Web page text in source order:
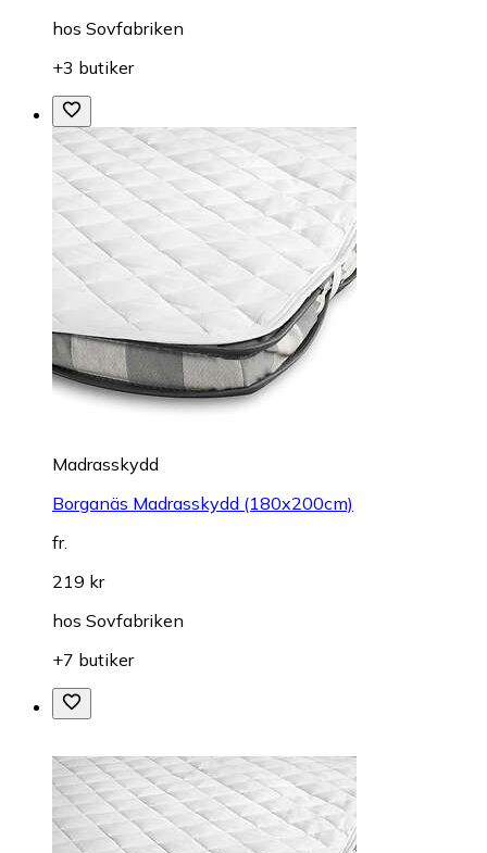
hos Sovfabriken
+3 butiker
Madrasskydd
Borganäs Madrasskydd (180x200cm)
fr.
219 kr
hos Sovfabriken
+7 butiker